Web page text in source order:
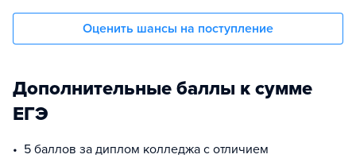
Оценить шансы на поступление
Дополнительные баллы к сумме
ЕГЭ
5 баллов за диплом колледжа с отличием